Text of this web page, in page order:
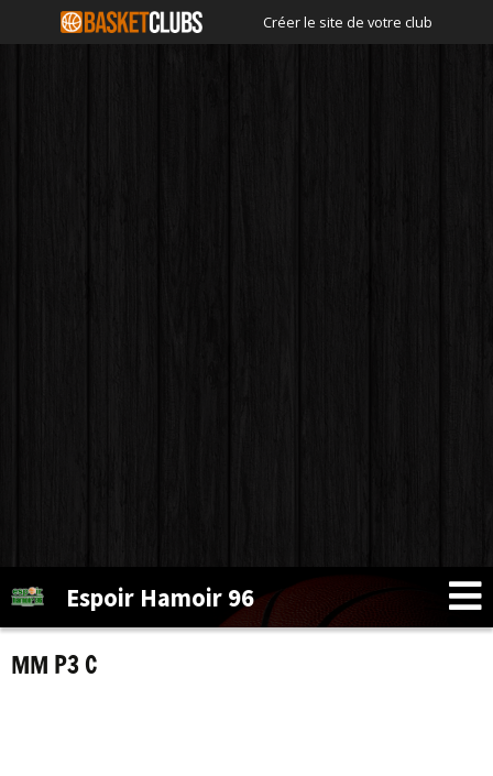
Créer le site de votre club
Espoir Hamoir 96
MM P3 C